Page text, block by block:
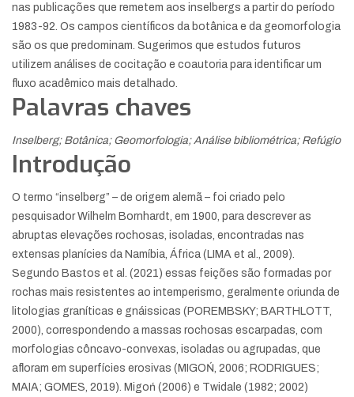
nas publicações que remetem aos inselbergs a partir do período
1983-92. Os campos científicos da botânica e da geomorfologia
são os que predominam. Sugerimos que estudos futuros
utilizem análises de cocitação e coautoria para identificar um
fluxo acadêmico mais detalhado.
Palavras chaves
Inselberg; Botânica; Geomorfologia; Análise bibliométrica; Refúgio
Introdução
O termo “inselberg” – de origem alemã – foi criado pelo
pesquisador Wilhelm Bornhardt, em 1900, para descrever as
abruptas elevações rochosas, isoladas, encontradas nas
extensas planícies da Namíbia, África (LIMA et al., 2009).
Segundo Bastos et al. (2021) essas feições são formadas por
rochas mais resistentes ao intemperismo, geralmente oriunda de
litologias graníticas e gnáissicas (POREMBSKY; BARTHLOTT,
2000), correspondendo a massas rochosas escarpadas, com
morfologias côncavo-convexas, isoladas ou agrupadas, que
afloram em superfícies erosivas (MIGOŃ, 2006; RODRIGUES;
MAIA; GOMES, 2019). Migoń (2006) e Twidale (1982; 2002)